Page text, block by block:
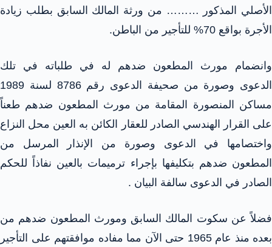
الأصلي المذكور ……… من ورثة المالك السابق بطلب زيادة
الأجرة بواقع 70% للتأجير من الباطن.
وانضمام مورث المطعون ضدهم له في طلباته في تلك
الدعوى وصورة من صحيفة الدعوى رقم 8786 لسنة 1989
مساكن المنصورة المقامة من مورث المطعون ضدهم طعناً
على القرار الهندسي الصادر للعقار الكائن به العين محل النزاع
واختصامها في الدعوى وصورة من الإنذار المرسل من
المطعون ضدهم بتكليفها بإجراء ترميمات بالعين نفاذاً للحكم
الصادر في الدعوى سالفة البيان .
فضلاً عن سكوت المالك السابق ومورث المطعون ضدهم من
بعده منذ عام 1965 حتى الآن مما مفاده موافقتهم على التأجير